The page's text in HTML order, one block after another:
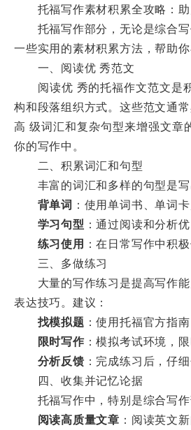
托福写作素材积累全攻略：助
托福写作部分，无论是综合写
一些实用的素材积累方法，帮助
一、阅读优 秀范文
阅读优 秀的托福作文范文是积
构和段落组织方式。这些范文通
高 级词汇和复杂句型来增强文章
你的写作中。
二、积累词汇和句型
丰富的词汇和多样的句型是写
背单词 ：使用单词书、单词
学习句型 ：通过阅读和分析
练习使用 ：在日常写作中积
三、多做练习
大量的写作练习是提高写作能
表达技巧。建议：
找模拟题 ：使用托福官方指
限时写作 ：模拟考试环境，
分析反馈 ：完成练习后，仔
四、收集并记忆论据
托福写作中，特别是综合写作
阅读高质量文章 ：阅读英文